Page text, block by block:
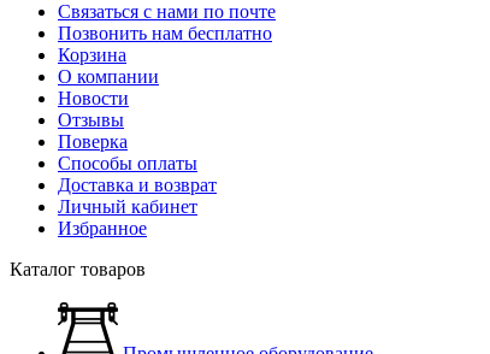
Связаться с нами по почте
Позвонить нам бесплатно
Корзина
О компании
Новости
Отзывы
Поверка
Способы оплаты
Доставка и возврат
Личный кабинет
Избранное
Каталог товаров